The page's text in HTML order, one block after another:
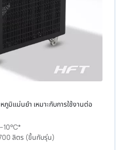
มิแม่นยำ เหมาะกับการใช้งานต่อ
ลิตร (ขึ้นกับรุ่น)